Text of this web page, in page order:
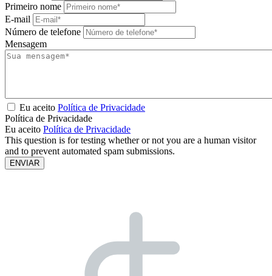
Primeiro nome
E-mail
Número de telefone
Mensagem
Eu aceito Política de Privacidade
Política de Privacidade
Eu aceito Política de Privacidade
This question is for testing whether or not you are a human visitor
and to prevent automated spam submissions.